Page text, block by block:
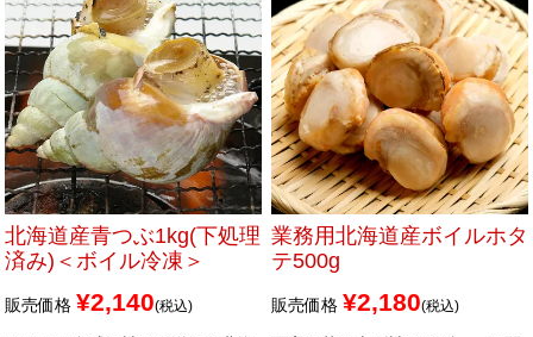
北海道産青つぶ1kg(下処理
済み)＜ボイル冷凍＞
販売価格 ¥2,140 税込
業務用北海道産ボイルホタ
テ500g
販売価格 ¥2,180 税込